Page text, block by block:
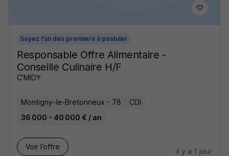
Soyez l'un des premiers à postuler
Responsable Offre Alimentaire -
Conseille Culinaire H/F
C'MIDY
Montigny-le-Bretonneux - 78
CDI
36 000 - 40 000 € / an
Voir l’offre
il y a 1 jour